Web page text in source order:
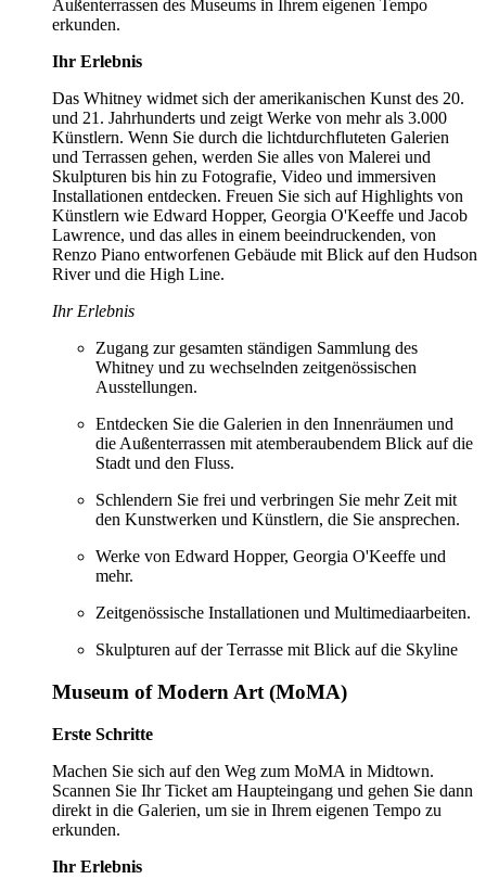
Außenterrassen des Museums in Ihrem eigenen Tempo
erkunden.
Ihr Erlebnis
Das Whitney widmet sich der amerikanischen Kunst des 20.
und 21. Jahrhunderts und zeigt Werke von mehr als 3.000
Künstlern. Wenn Sie durch die lichtdurchfluteten Galerien
und Terrassen gehen, werden Sie alles von Malerei und
Skulpturen bis hin zu Fotografie, Video und immersiven
Installationen entdecken. Freuen Sie sich auf Highlights von
Künstlern wie Edward Hopper, Georgia O'Keeffe und Jacob
Lawrence, und das alles in einem beeindruckenden, von
Renzo Piano entworfenen Gebäude mit Blick auf den Hudson
River und die High Line.
Ihr Erlebnis
Zugang zur gesamten ständigen Sammlung des
Whitney und zu wechselnden zeitgenössischen
Ausstellungen.
Entdecken Sie die Galerien in den Innenräumen und
die Außenterrassen mit atemberaubendem Blick auf die
Stadt und den Fluss.
Schlendern Sie frei und verbringen Sie mehr Zeit mit
den Kunstwerken und Künstlern, die Sie ansprechen.
Werke von Edward Hopper, Georgia O'Keeffe und
mehr.
Zeitgenössische Installationen und Multimediaarbeiten.
Skulpturen auf der Terrasse mit Blick auf die Skyline
Museum of Modern Art (MoMA)
Erste Schritte
Machen Sie sich auf den Weg zum MoMA in Midtown.
Scannen Sie Ihr Ticket am Haupteingang und gehen Sie dann
direkt in die Galerien, um sie in Ihrem eigenen Tempo zu
erkunden.
Ihr Erlebnis